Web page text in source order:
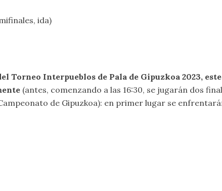
ida)
Interpueblos de Pala de Gipuzkoa 2023, este
(antes, comenzando a las 16:30, se jugarán dos
de Gipuzkoa): en primer lugar se